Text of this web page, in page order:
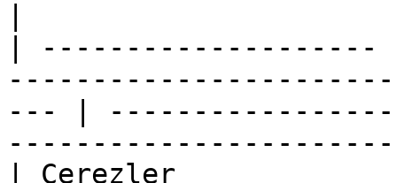
|
--- |
| Çerezler             |